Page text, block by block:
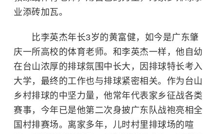
业添砖加瓦。
比李英杰年长3岁的黄富健，如今是广东肇
庆一所高校的体育老师。和李英杰一样，他自幼
在台山浓厚的排球氛围中长大，因排球特长考入
大学，最终的工作也与排球紧密相关。作为台山
乡村排球的中坚力量，他常年代表家乡征战各类
赛事，今年已是他第二次身披广东队战袍亮相全
国村排赛场。离家多年，儿时村里排球场的喧